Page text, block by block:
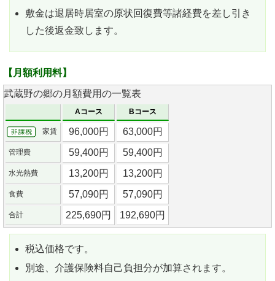
敷金は退居時居室の原状回復費等諸経費を差し引き
した後返金致します。
【月額利用料】
武蔵野の郷の月額費用の一覧表
Aコース Bコース
家賃 96,000円 63,000円
管理費 59,400円 59,400円
水光熱費 13,200円 13,200円
食費 57,090円 57,090円
合計 225,690円 192,690円
税込価格です。
別途、介護保険料自己負担分が加算されます。